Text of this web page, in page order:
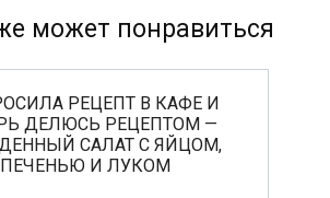
может понравиться
РЕЦЕПТ В КАФЕ И
ДЕЛЮСЬ РЕЦЕПТОМ —
САЛАТ С ЯЙЦОМ,
ПЕЧЕНЬЮ И ЛУКОМ